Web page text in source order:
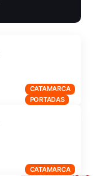
CATAMARCA
PORTADAS
CATAMARCA